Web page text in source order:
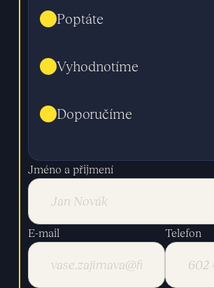
Poptáte
Vyhodnotíme
Doporučíme
Jméno a přijmení
E-mail Telefon